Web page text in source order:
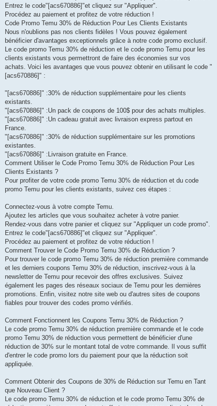
Entrez le code"[acs670886]"et cliquez sur "Appliquer".
Procédez au paiement et profitez de votre réduction !
Code Promo Temu 30% de Réduction Pour Les Clients Existants
Nous n'oublions pas nos clients fidèles ! Vous pouvez également
bénéficier d'avantages exceptionnels grâce à notre code promo exclusif.
Le code promo Temu 30% de réduction et le code promo Temu pour les
clients existants vous permettront de faire des économies sur vos
achats. Voici les avantages que vous pouvez obtenir en utilisant le code "
[acs670886]" :
"[acs670886]" :30% de réduction supplémentaire pour les clients
existants.
"[acs670886]" :Un pack de coupons de 100$ pour des achats multiples.
"[acs670886]" :Un cadeau gratuit avec livraison express partout en
France.
"[acs670886]" :30% de réduction supplémentaire sur les promotions
existantes.
"[acs670886]" :Livraison gratuite en France.
Comment Utiliser le Code Promo Temu 30% de Réduction Pour Les
Clients Existants ?
Pour profiter de votre code promo Temu 30% de réduction et du code
promo Temu pour les clients existants, suivez ces étapes :
Connectez-vous à votre compte Temu.
Ajoutez les articles que vous souhaitez acheter à votre panier.
Rendez-vous dans votre panier et cliquez sur "Appliquer un code promo".
Entrez le code"[acs670886]"et cliquez sur "Appliquer".
Procédez au paiement et profitez de votre réduction !
Comment Trouver le Code Promo Temu 30% de Réduction ?
Pour trouver le code promo Temu 30% de réduction première commande
et les derniers coupons Temu 30% de réduction, inscrivez-vous à la
newsletter de Temu pour recevoir des offres exclusives. Suivez
également les pages des réseaux sociaux de Temu pour les dernières
promotions. Enfin, visitez notre site web ou d'autres sites de coupons
fiables pour trouver des codes promo vérifiés.
Comment Fonctionnent les Coupons Temu 30% de Réduction ?
Le code promo Temu 30% de réduction première commande et le code
promo Temu 30% de réduction vous permettent de bénéficier d'une
réduction de 30% sur le montant total de votre commande. Il vous suffit
d'entrer le code promo lors du paiement pour que la réduction soit
appliquée.
Comment Obtenir des Coupons de 30% de Réduction sur Temu en Tant
que Nouveau Client ?
Le code promo Temu 30% de réduction et le code promo Temu 30% de